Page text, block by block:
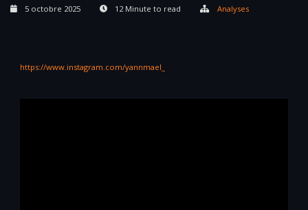
5 octobre 2025 12 Minute to read Analyses
https://www.instagram.com/yannmael_